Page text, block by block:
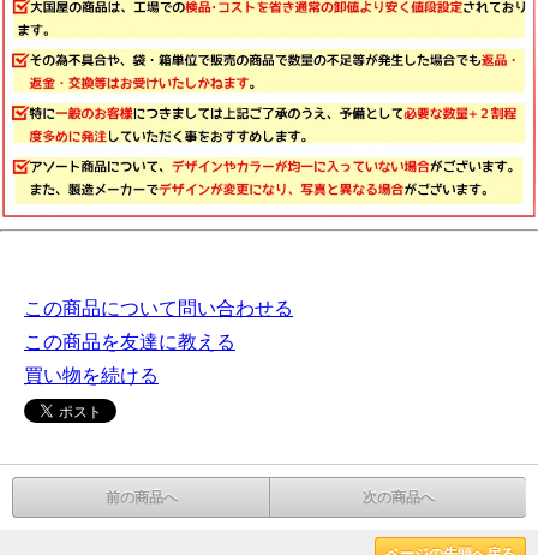
この商品について問い合わせる
この商品を友達に教える
買い物を続ける
前の商品へ 次の商品へ